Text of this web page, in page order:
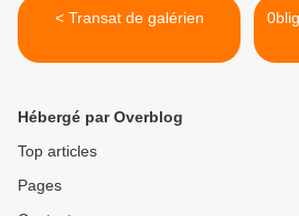
< Transat de galérien
Hébergé par Overblog
Top articles
Pages